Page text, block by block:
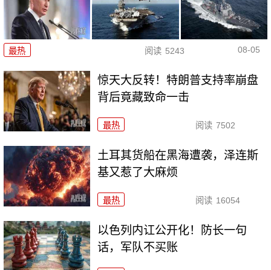
最热 阅读 5243 08-05
惊天大反转！特朗普支持率崩盘
背后竟藏致命一击
最热 阅读 7502
土耳其货船在黑海遭袭，泽连斯
基又惹了大麻烦
最热 阅读 16054
以色列内讧公开化！防长一句
话，军队不买账